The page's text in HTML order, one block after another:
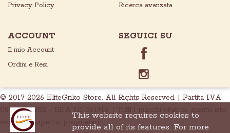
Privacy Policy
Ricerca avanzata
ACCOUNT
Il mio Account
Ordini e Resi
SEGUICI SU
© 2017-2026 EliteGriko Store. All Rights Reserved. | Partita IVA
05369950752 - REA LE-361916. | Tutti i marchi citati in questo sito
sono dei rispettivi proprietari.
This website requires cookies to
provide all of its features. For more